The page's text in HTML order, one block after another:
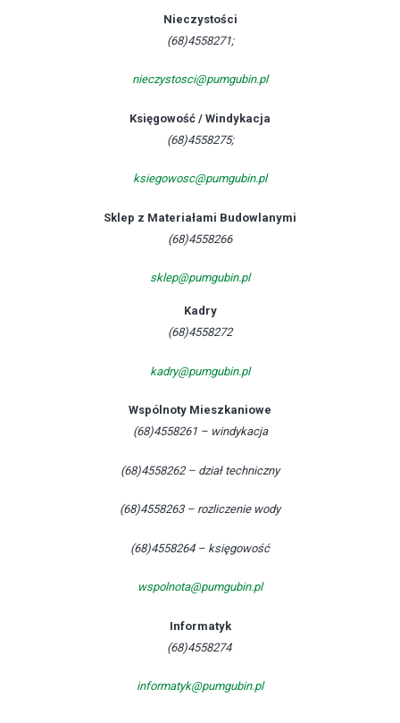
Nieczystości
(68)4558271;
nieczystosci@pumgubin.pl
Księgowość / Windykacja
(68)4558275;
ksiegowosc@pumgubin.pl
Sklep z Materiałami Budowlanymi
(68)4558266
sklep@pumgubin.pl
Kadry
(68)4558272
kadry@pumgubin.pl
Wspólnoty Mieszkaniowe
(68)4558261 – windykacja
(68)4558262 – dział techniczny
(68)4558263 – rozliczenie wody
(68)4558264 – księgowość
wspolnota@pumgubin.pl
Informatyk
(68)4558274
informatyk@pumgubin.pl